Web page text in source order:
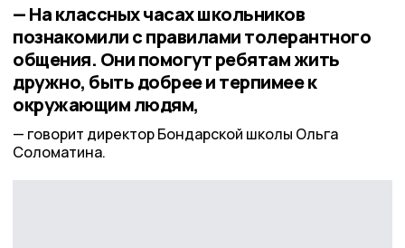
— На классных часах школьников
познакомили с правилами толерантного
общения. Они помогут ребятам жить
дружно, быть добрее и терпимее к
окружающим людям,
говорит директор Бондарской школы Ольга
Соломатина.